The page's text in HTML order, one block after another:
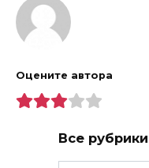
Оцените автора
Все рубрики